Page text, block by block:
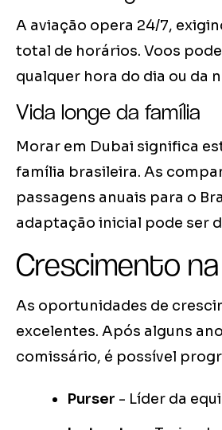
A aviação opera 24/7,
total de horários. Voos
qualquer hora do dia ou da
Vida longe da família
Morar em Dubai significa
família brasileira. As
passagens anuais para o
adaptação inicial pode ser
Crescimento
As oportunidades de
excelentes. Após alguns
comissário, é possível
Purser - Líder da